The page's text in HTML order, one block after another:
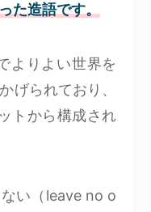
た造語です。
よりよい世界を
げられており、
トから構成され
い（leave no o